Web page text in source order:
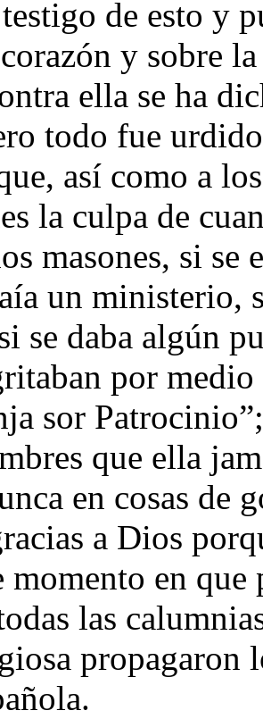
de esto y
y sobre
ella se ha
todo fue
así como a
la culpa de
masones, si se
un ministerio,
se daba algún
por
sor
que ella
en cosas de
a Dios
momento en
las
propagaron